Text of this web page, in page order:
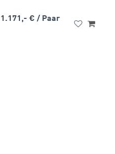
1.171,- € / Paar